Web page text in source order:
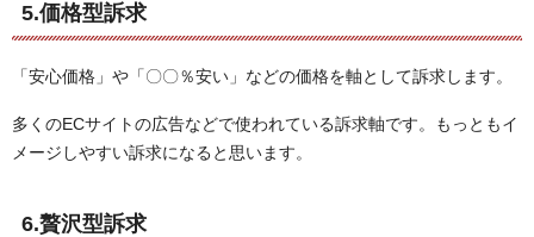
5.価格型訴求
「安心価格」や「〇〇％安い」などの価格を軸として訴求します。
多くのECサイトの広告などで使われている訴求軸です。もっともイ
メージしやすい訴求になると思います。
6.贅沢型訴求